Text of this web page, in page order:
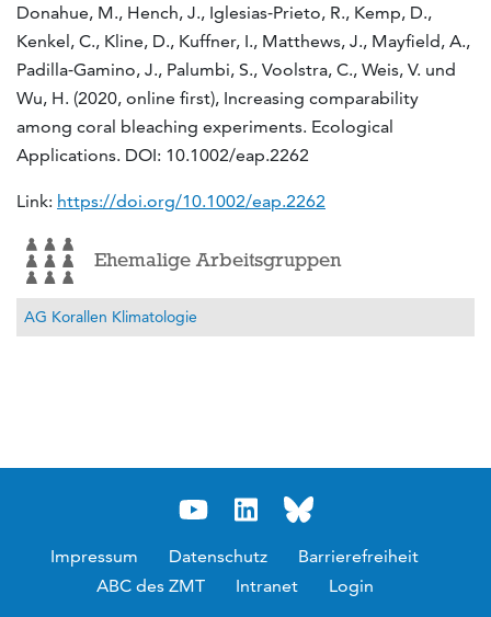
Donahue, M., Hench, J., Iglesias‐Prieto, R., Kemp, D.,
Kenkel, C., Kline, D., Kuffner, I., Matthews, J., Mayfield, A.,
Padilla‐Gamino, J., Palumbi, S., Voolstra, C., Weis, V. und
Wu, H. (2020, online first), Increasing comparability
among coral bleaching experiments. Ecological
Applications. DOI: 10.1002/eap.2262
Link: https://doi.org/10.1002/eap.2262
Ehemalige Arbeitsgruppen
AG Korallen Klimatologie
Impressum Datenschutz
Barrierefreiheit
ABC des ZMT
Intranet Login